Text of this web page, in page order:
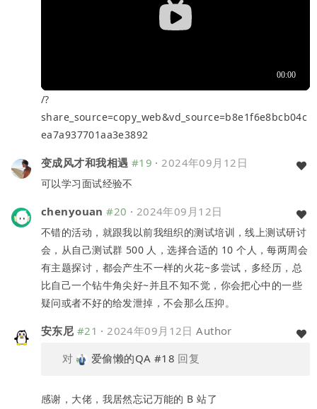
/?
share_source=copy_web&vd_source=b8e1f6e8bcb04c
ea7a937701aa3e3892
变成风才和我相遇 #19 ·2024年09月12日
可以学习面试经验不
chenyouan #20 · 2024年09月12日
不错的活动，就跟我以前我组织的测试培训，线上测试研讨
会，从自己测试群 500 人，选择合适的 10 个人，每两周会
有主题探讨，都会产生不一样的火花~多尝试，多经历，总
比自己一个钻牛角尖好~并且不知不觉，你会把心中的一些
疑问或者不好的给发泄掉，不会那么压抑。
安东尼 #21 ·2024年09月12日 Author
对
爱偷懒的QA #18 回复
感谢，大佬，我居然忘记万能的 B 站了